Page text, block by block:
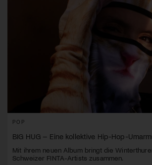
POP
BIG HUG – Eine kollektive Hip-Hop-
Mit ihrem neuen Album bringt die
Schweizer FINTA-Artists zusammen.